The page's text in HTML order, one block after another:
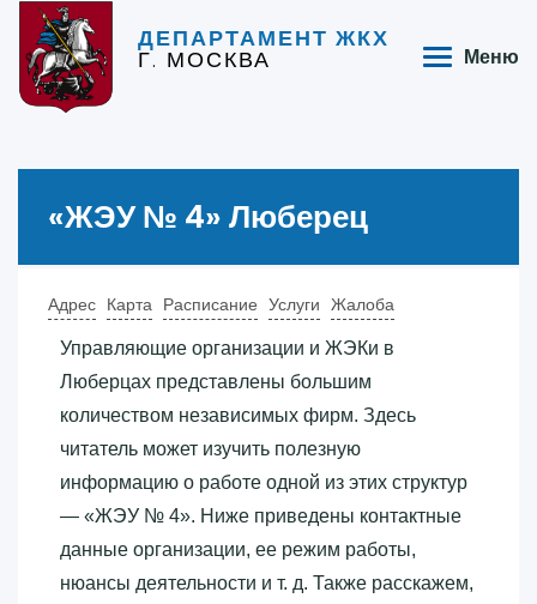
ДЕПАРТАМЕНТ ЖКХ
Г. МОСКВА Меню
«‎ЖЭУ № 4»‎ Люберец
Адрес Карта Расписание Услуги Жалоба
Управляющие организации и ЖЭКи в
Люберцах представлены большим
количеством независимых фирм. Здесь
читатель может изучить полезную
информацию о работе одной из этих структур
— «‎ЖЭУ № 4»‎. Ниже приведены контактные
данные организации, ее режим работы,
нюансы деятельности и т. д. Также расскажем,